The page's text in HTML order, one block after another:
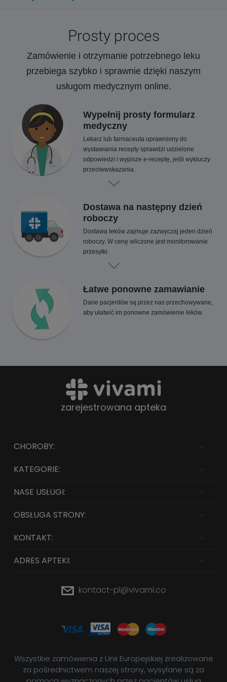
Prosty proces
Zamówienie i otrzymanie potrzebnego leku
przebiega szybko i sprawnie dzięki naszym
usługom medycznym online.
Wypełnij prosty formularz
medyczny
Lekarz lub farmaceuta uprawniony do
wystawiania recepty sprawdzi udzielone
odpowiedzi i wypisze e-receptę, jeśli wykluczy
przeciwwskazania.
Dostawa na następny dzień
roboczy
Dostawa leków zajmuje zazwyczaj jeden dzień
roboczy. W cenę wliczone jest monitorowanie
przesyłki.
Łatwe ponowne zamawianie
Dane pacjentów są przez nas przechowywane,
aby ułatwić im ponowne zamówienie leków.
zarejestrowana apteka
CHOROBY:
KATEGORIE:
NASE USŁUGI:
OBSŁUGA STRONY:
KONTAKT:
ADRES APTEKI:
kontact-pl@vivami.co
Wszystkie zamówienia z Unii Europejskiej zrealizowane
za pośrednictwem naszej strony, wysyłane są za